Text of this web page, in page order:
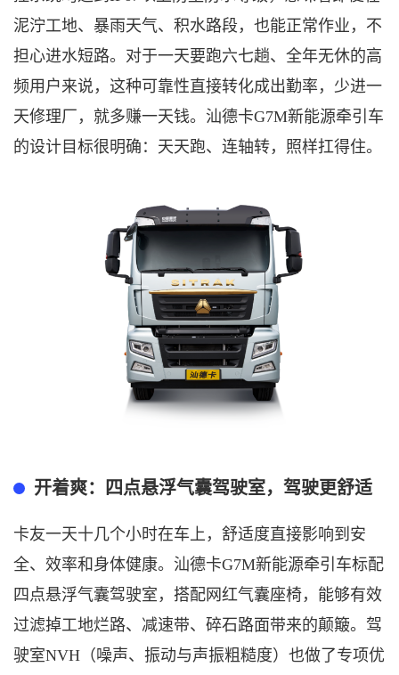
泥泞工地、暴雨天气、积水路段，也能正常作业，不
担心进水短路。对于一天要跑六七趟、全年无休的高
频用户来说，这种可靠性直接转化成出勤率 ， 少进一
天修理厂，就多赚一天钱。汕德卡G7M新能源牵引车
的设计目标很明确：天天跑、连轴转，照样扛得住。
开着爽：四点悬浮气囊驾驶室， 驾驶更舒适
卡友一天十几个小时在车上， 舒适度直接影响到安
全、效率和身体健康。汕德卡G7M新能源牵引车标配
四点悬浮气囊驾驶室，搭配网红气囊座椅，能够有效
过滤掉工地烂路、减速带、碎石路面带来的颠簸。驾
驶室NVH（噪声、振动与声振粗糙度）也做了专项优